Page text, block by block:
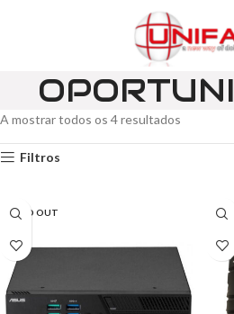
A mostrar todos os 4 resultados
Filtros
SOLD OUT